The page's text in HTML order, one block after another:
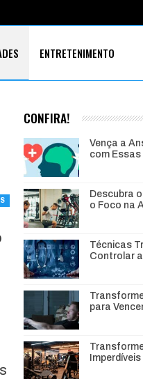
ENTRETENIMENTO
CONFIRA!
Vença a
com
Descubra
o Foco na
Técnicas
Controlar
para